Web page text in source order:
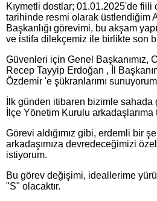
Kıymetli dostlar; 01.01.2025'de fiili
tarihinde resmi olarak üstlendiğim
Başkanlığı görevimi, bu akşam
ve istifa dilekçemiz ile birlikte son
Güvenleri için Genel Başkanımız,
Recep Tayyip Erdoğan , İl
Özdemir 'e şükranlarımı
İlk günden itibaren bizimle
İlçe Yönetim Kurulu
Görevi aldığımız gibi, erdemli bir
arkadaşımıza devredeceğimizi
istiyorum.
Bu görev değişimi, ideallerime
"S" olacaktır.